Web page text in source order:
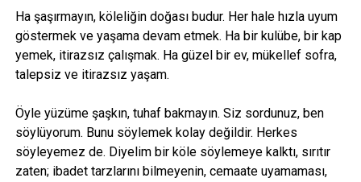
Ha şaşırmayın, köleliğin doğası budur. Her hale hızla uyum
göstermek ve yaşama devam etmek. Ha bir kulübe, bir kap
yemek, itirazsız çalışmak. Ha güzel bir ev, mükellef sofra,
talepsiz ve itirazsız yaşam.
Öyle yüzüme şaşkın, tuhaf bakmayın. Siz sordunuz, ben
söylüyorum. Bunu söylemek kolay değildir. Herkes
söyleyemez de. Diyelim bir köle söylemeye kalktı, sırıtır
zaten; ibadet tarzlarını bilmeyenin, cemaate uyamaması,